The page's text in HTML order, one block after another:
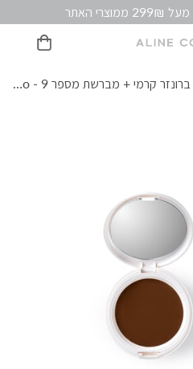
ברונזר קרמי + מברשת מספר 9 - Bronze Combo - Positano